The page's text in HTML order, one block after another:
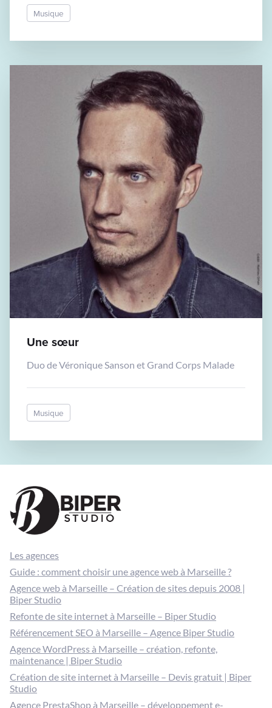
Musique
Une sœur
Duo de Véronique Sanson et Grand Corps Malade
Musique
Les agences
Guide : comment choisir une agence web à Marseille ?
Agence web à Marseille – Création de sites depuis 2008 |
Biper Studio
Refonte de site internet à Marseille – Biper Studio
Référencement SEO à Marseille – Agence Biper Studio
Agence WordPress à Marseille – création, refonte,
maintenance | Biper Studio
Création de site internet à Marseille – Devis gratuit | Biper
Studio
Agence PrestaShop à Marseille – développement e-